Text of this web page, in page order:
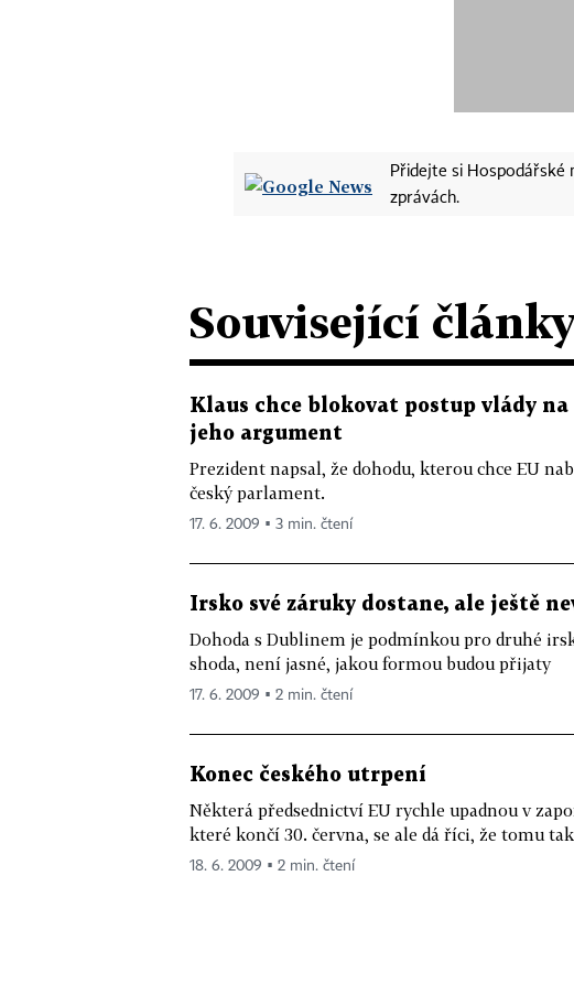
Přidejte si Hospodářské
zprávách.
Související články
Klaus chce blokovat postup vlády
jeho argument
Prezident napsal, že dohodu, kterou chce EU
český parlament.
17. 6. 2009 ▪ 3 min. čtení
Irsko své záruky dostane, ale ještě
Dohoda s Dublinem je podmínkou pro druhé
shoda, není jasné, jakou formou budou přijaty
17. 6. 2009 ▪ 2 min. čtení
Konec českého utrpení
Některá předsednictví EU rychle upadnou v
které končí 30. června, se ale dá říci, že tomu
18. 6. 2009 ▪ 2 min. čtení